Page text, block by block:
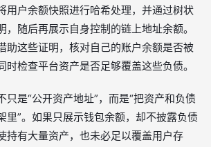
用户余额快照进行哈希处理，并通过树状
，随后再展示自身控制的链上地址余额。
助这些证明，核对自己的账户余额是否被
时检查平台资产是否足够覆盖这些负债。
只是“公开资产地址”，而是“把资产和负债
里”。如果只展示钱包余额，却不披露负债
持有大量资产，也未必足以覆盖用户存